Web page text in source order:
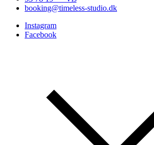
booking@timeless-studio.dk
Instagram
Facebook